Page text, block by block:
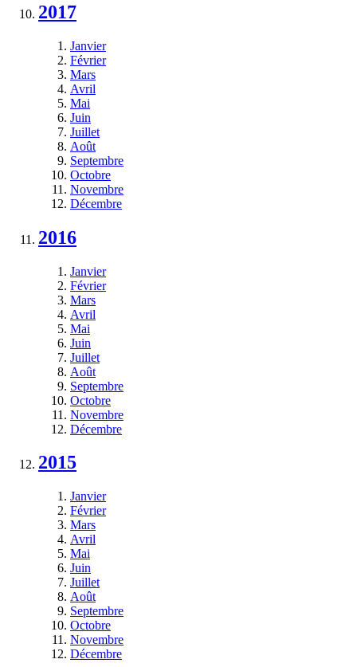
2017
Janvier
Février
Mars
Avril
Mai
Juin
Juillet
Août
Septembre
Octobre
Novembre
Décembre
2016
Janvier
Février
Mars
Avril
Mai
Juin
Juillet
Août
Septembre
Octobre
Novembre
Décembre
2015
Janvier
Février
Mars
Avril
Mai
Juin
Juillet
Août
Septembre
Octobre
Novembre
Décembre